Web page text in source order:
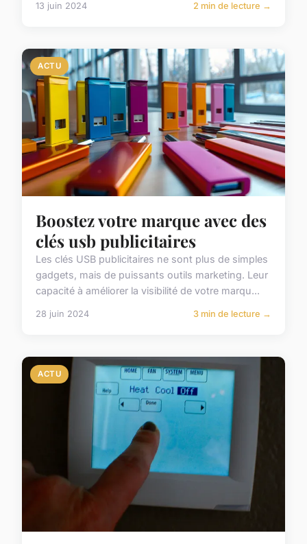
13 juin 2024 2 min de lecture →
ACTU
Boostez votre marque avec des
clés usb publicitaires
Les clés USB publicitaires ne sont plus de simples
gadgets, mais de puissants outils marketing. Leur
capacité à améliorer la visibilité de votre marqu...
28 juin 2024 3 min de lecture →
ACTU